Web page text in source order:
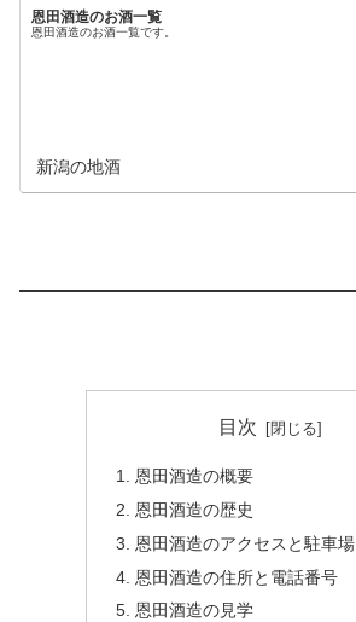
恩田酒造のお酒一覧
恩田酒造のお酒一覧です。
新潟の地酒
目次
恩田酒造の概要
恩田酒造の歴史
恩田酒造のアクセスと駐車場
恩田酒造の住所と電話番号
恩田酒造の見学